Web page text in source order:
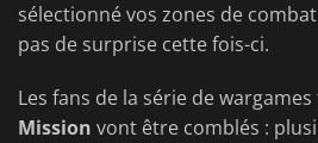
sélectionné vos zones de
pas de surprise cette fois-ci.
Les fans de la série de
Mission vont être comblés :